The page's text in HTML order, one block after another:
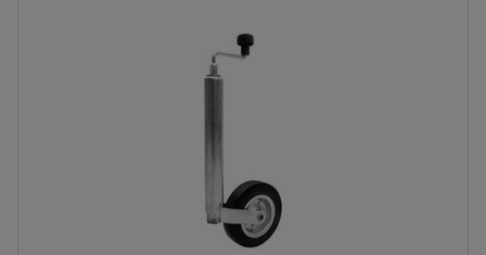
505 - 725 mm